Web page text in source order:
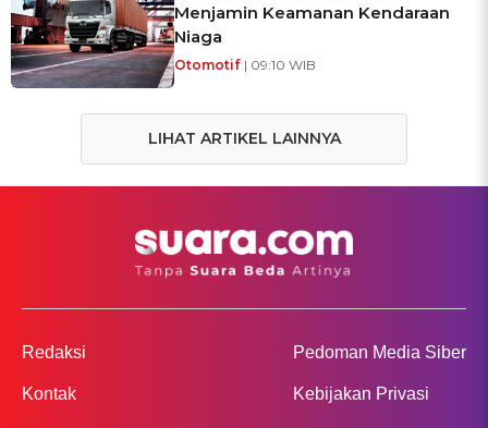
Menjamin Keamanan Kendaraan
Niaga
Otomotif | 09:10 WIB
LIHAT ARTIKEL LAINNYA
Redaksi
Kontak
Pedoman Media Siber
Kebijakan Privasi